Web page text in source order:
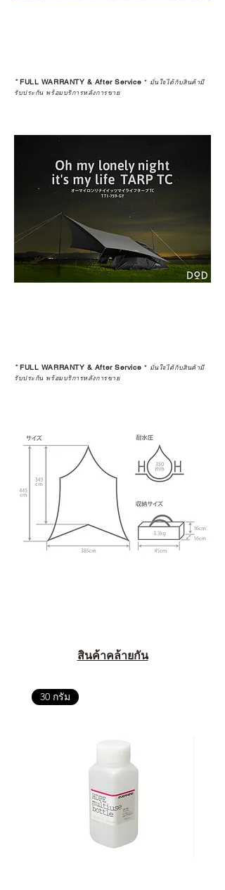
*FULL WARRANTY & After Service * มั่นใจได้กับสินค้ามี
รับประกัน พร้อมบริการหลังการขาย
*FULL WARRANTY & After Service * มั่นใจได้กับสินค้ามี
รับประกัน พร้อมบริการหลังการขาย
สินค้าคล้ายกัน
30 กรัม